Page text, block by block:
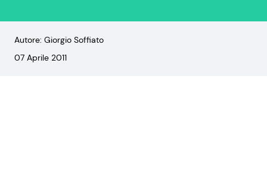
Autore: Giorgio Soffiato
07 Aprile 2011